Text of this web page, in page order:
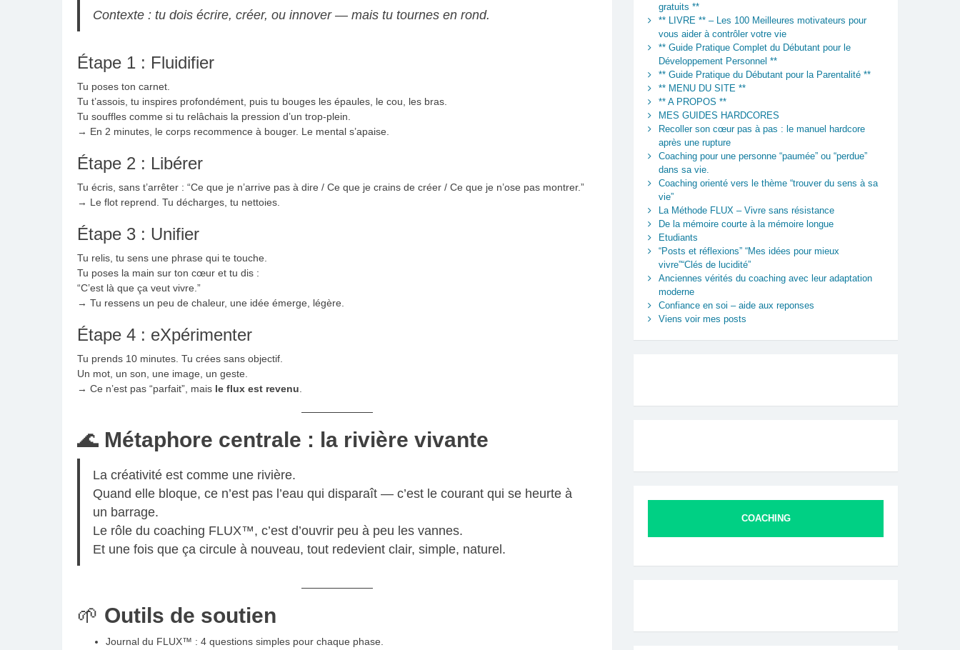
Contexte : tu dois écrire, créer, ou innover — mais tu tournes en rond.
Étape 1 : Fluidifier
Tu poses ton carnet.
Tu t’assois, tu inspires profondément, puis tu bouges les épaules, le cou, les bras.
Tu souffles comme si tu relâchais la pression d’un trop-plein.
→ En 2 minutes, le corps recommence à bouger. Le mental s’apaise.
Étape 2 : Libérer
Tu écris, sans t’arrêter : “Ce que je n’arrive pas à dire / Ce que je crains de créer / Ce que je n’ose pas montrer.”
→ Le flot reprend. Tu décharges, tu nettoies.
Étape 3 : Unifier
Tu relis, tu sens une phrase qui te touche.
Tu poses la main sur ton cœur et tu dis :
“C’est là que ça veut vivre.”
→ Tu ressens un peu de chaleur, une idée émerge, légère.
Étape 4 : eXpérimenter
Tu prends 10 minutes. Tu crées sans objectif.
Un mot, un son, une image, un geste.
→ Ce n’est pas “parfait”, mais le flux est revenu
🌊 Métaphore centrale : la rivière vivante
La créativité est comme une rivière.
Quand elle bloque, ce n’est pas l’eau qui disparaît — c’est le courant qui se heurte à
un barrage.
Le rôle du coaching FLUX™, c’est d’ouvrir peu à peu les vannes.
Et une fois que ça circule à nouveau, tout redevient clair, simple, naturel.
🌱 Outils de soutien
Journal du FLUX™ : 4 questions simples pour chaque phase.
gratuits **
** LIVRE ** – Les 100 Meilleures motivateurs pour
vous aider à contrôler votre vie
** Guide Pratique Complet du Débutant pour le
Développement Personnel **
** Guide Pratique du Débutant pour la Parentalité **
** MENU DU SITE **
** A PROPOS **
MES GUIDES HARDCORES
Recoller son cœur pas à pas : le manuel hardcore
après une rupture
Coaching pour une personne “paumée” ou “perdue”
dans sa vie.
Coaching orienté vers le thème “trouver du sens à sa
vie”
La Méthode FLUX – Vivre sans résistance
De la mémoire courte à la mémoire longue
Etudiants
“Posts et réflexions” “Mes idées pour mieux
vivre”“Clés de lucidité”
Anciennes vérités du coaching avec leur adaptation
moderne
Confiance en soi – aide aux reponses
Viens voir mes posts
COACHING